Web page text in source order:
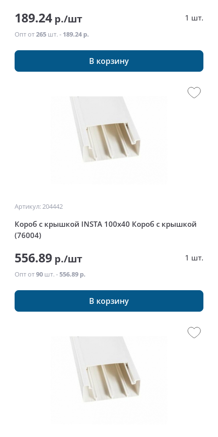
189.24 р./шт 1 шт.
Опт от265 шт. - 189.24 р.
В корзину
Артикул: 204442
Короб с крышкой INSTA 100x40 Короб с крышкой
(76004)
556.89 р./шт 1 шт.
Опт от90 шт. -556.89 р.
В корзину